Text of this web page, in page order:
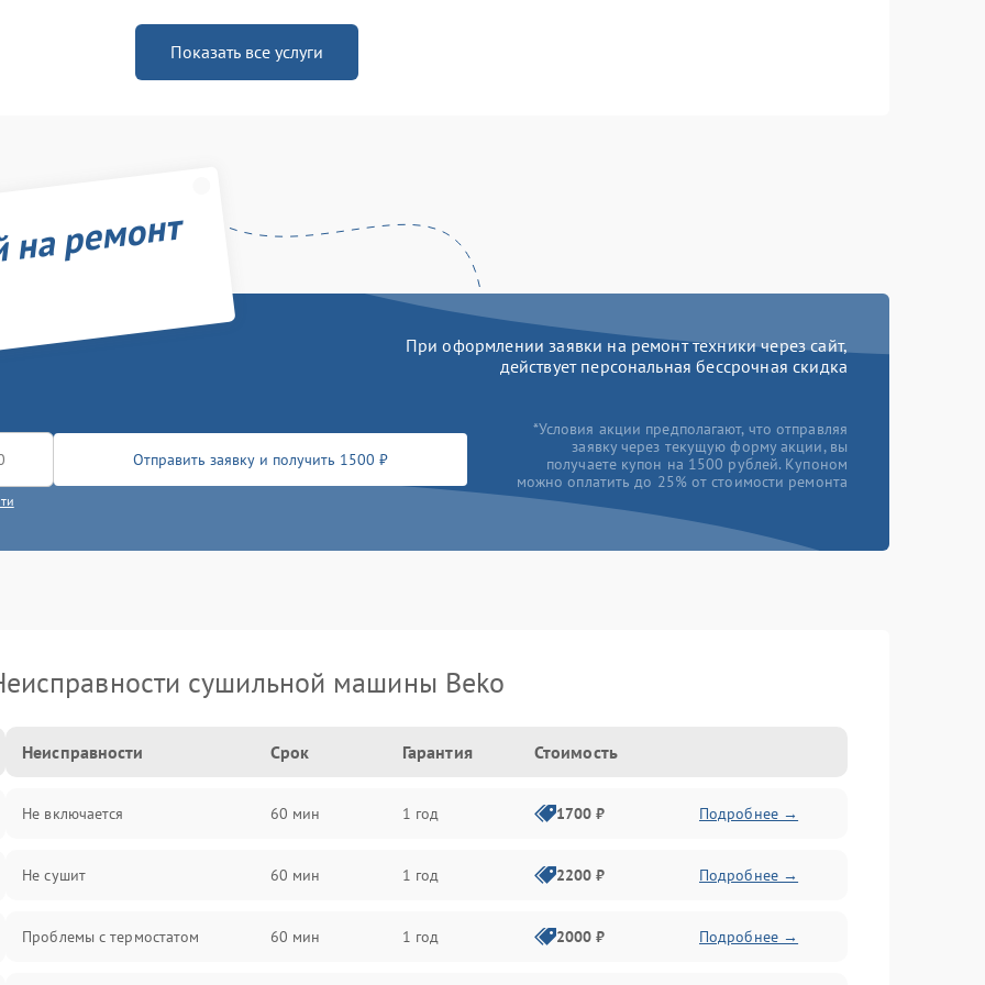
Показать все услуги
ремонт
При оформлении заявки на ремонт техники через сайт,
действует персональная бессрочная скидка
Отправить заявку и получить 1500 ₽
*Условия акции предполагают, что отправляя
заявку через текущую форму акции, вы
получаете купон на 1500 рублей. Купоном
можно оплатить до 25% от стоимости ремонта
сушильной машины Beko
Неисправности Срок Гарантия Стоимость
Не включается 60 мин 1 год 1700 ₽ Подробнее →
Не сушит 60 мин 1 год 2200 ₽ Подробнее →
Проблемы с термостатом 60 мин 1 год 2000 ₽ Подробнее →